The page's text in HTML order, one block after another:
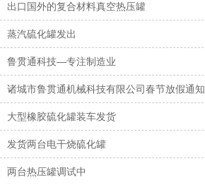
出口国外的复合材料真空热压罐
蒸汽硫化罐发出
鲁贯通科技—专注制造业
诸城市鲁贯通机械科技有限公司春节放假通知
大型橡胶硫化罐装车发货
发货两台电干烧硫化罐
两台热压罐调试中